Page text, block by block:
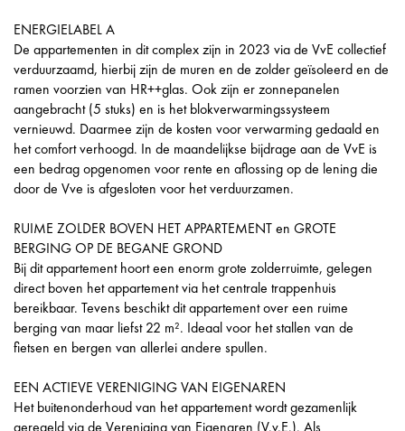
ENERGIELABEL A
De appartementen in dit complex zijn in 2023 via de VvE collectief
verduurzaamd, hierbij zijn de muren en de zolder geïsoleerd en de
ramen voorzien van HR++glas. Ook zijn er zonnepanelen
aangebracht (5 stuks) en is het blokverwarmingssysteem
vernieuwd. Daarmee zijn de kosten voor verwarming gedaald en
het comfort verhoogd. In de maandelijkse bijdrage aan de VvE is
een bedrag opgenomen voor rente en aflossing op de lening die
door de Vve is afgesloten voor het verduurzamen.
RUIME ZOLDER BOVEN HET APPARTEMENT en GROTE
BERGING OP DE BEGANE GROND
Bij dit appartement hoort een enorm grote zolderruimte, gelegen
direct boven het appartement via het centrale trappenhuis
bereikbaar. Tevens beschikt dit appartement over een ruime
berging van maar liefst 22 m². Ideaal voor het stallen van de
fietsen en bergen van allerlei andere spullen.
EEN ACTIEVE VERENIGING VAN EIGENAREN
Het buitenonderhoud van het appartement wordt gezamenlijk
geregeld via de Vereniging van Eigenaren (V.v.E.). Als